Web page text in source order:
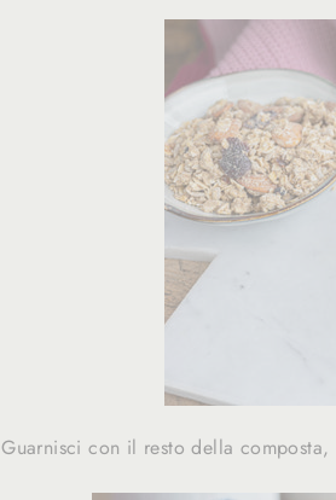
Guarnisci con il resto della